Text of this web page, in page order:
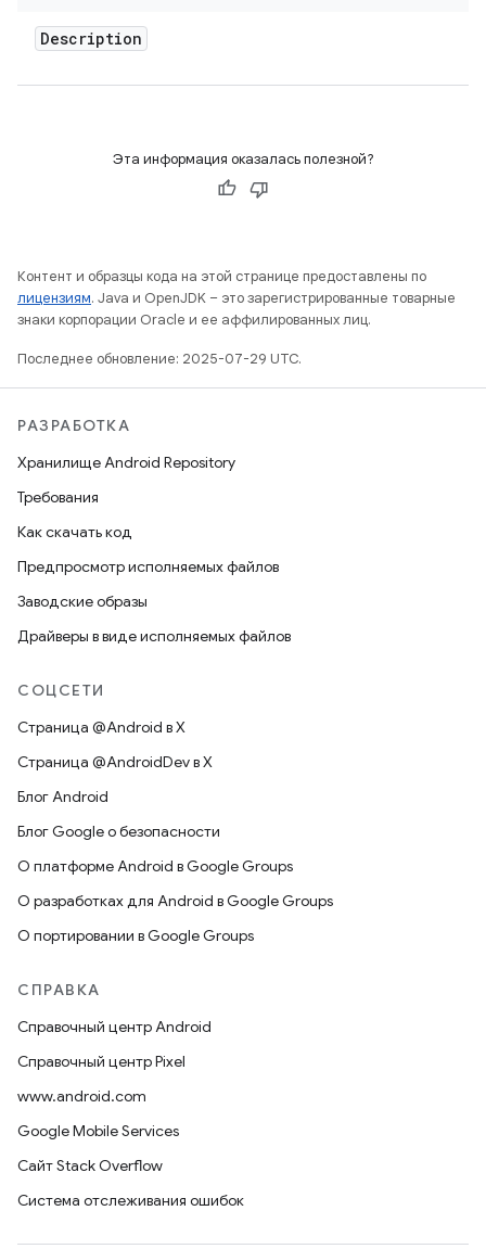
Description
Эта информация оказалась полезной?
Контент и образцы кода на этой странице предоставлены по
лицензиям. Java и OpenJDK – это зарегистрированные товарные
знаки корпорации Oracle и ее аффилированных лиц.
Последнее обновление: 2025-07-29 UTC.
РАЗРАБОТКА
Хранилище Android Repository
Требования
Как скачать код
Предпросмотр исполняемых файлов
Заводские образы
Драйверы в виде исполняемых файлов
СОЦСЕТИ
Страница @Android в X
Страница @AndroidDev в X
Блог Android
Блог Google о безопасности
О платформе Android в Google Groups
О разработках для Android в Google Groups
О портировании в Google Groups
СПРАВКА
Справочный центр Android
Справочный центр Pixel
www.android.com
Google Mobile Services
Сайт Stack Overflow
Система отслеживания ошибок